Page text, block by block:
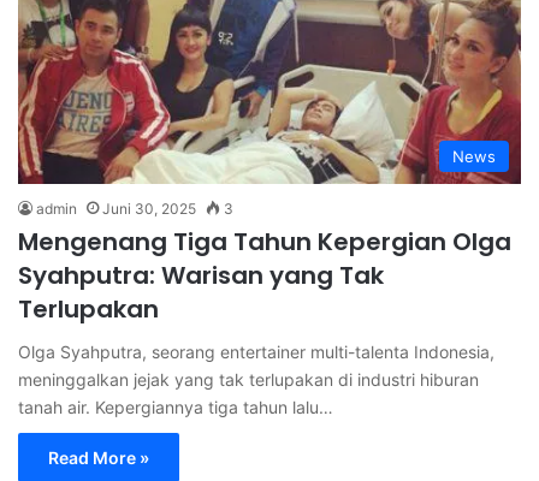
News
admin Juni 30, 2025 3
Mengenang Tiga Tahun Kepergian Olga
Syahputra: Warisan yang Tak
Terlupakan
Olga Syahputra, seorang entertainer multi-talenta Indonesia,
meninggalkan jejak yang tak terlupakan di industri hiburan
tanah air. Kepergiannya tiga tahun lalu…
Read More »